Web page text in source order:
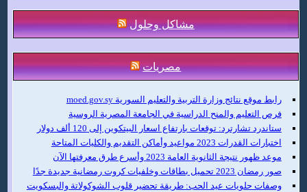
مشاكل وحلول
مصريات
رابط موقع نتائج وزارة التربية والتعليم السورية moed.gov.sy
فرص التعليم والمنح الدراسية في الجامعة المصرية الروسية
ستاندرد تشارترد: توقعات بارتفاع اسعار البيتكوين إلى 120 ألف دولار
اختبارات القدرات 2023 مواعيد وأماكن التقديم والكليات المتاحة
موعد ظهور نتيجة الثانوية العامة 2023 وأسرع طرق معرفتها الآن
صور رمضان 2023 تحميل بطاقات وخلفيات كروت رمضانية جديدة جدًا
وصفات حلويات عيد الحب: طريقة تحضير قلوب الشوكولاتة والبسكويت